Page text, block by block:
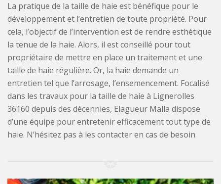
La pratique de la taille de haie est bénéfique pour le
développement et l’entretien de toute propriété. Pour
cela, l’objectif de l’intervention est de rendre esthétique
la tenue de la haie. Alors, il est conseillé pour tout
propriétaire de mettre en place un traitement et une
taille de haie régulière. Or, la haie demande un
entretien tel que l’arrosage, l’ensemencement. Focalisé
dans les travaux pour la taille de haie à Lignerolles
36160 depuis des décennies, Elagueur Malla dispose
d’une équipe pour entretenir efficacement tout type de
haie. N’hésitez pas à les contacter en cas de besoin.